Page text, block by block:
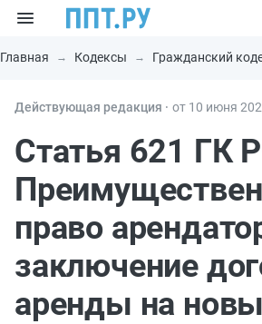
Главная Кодексы Гражданский
Действующая редакция ⸱ от 10 июня
Статья 621 ГК
право
заключение
аренды на